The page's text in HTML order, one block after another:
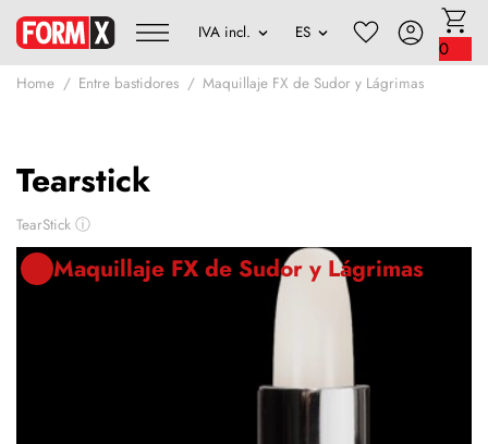
0
Home Entre bastidores Maquillaje FX de Sudor y Lágrimas
Tearstick
TearStick ⓘ
Maquillaje FX de Sudor y Lágrimas